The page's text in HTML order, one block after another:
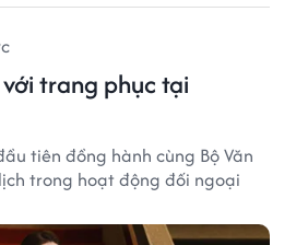
trang phục tại
tiên đồng hành cùng Bộ Văn
trong hoạt động đối ngoại